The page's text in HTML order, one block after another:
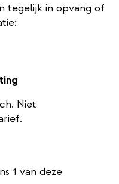
tegelijk in opvang of
Niet
1 van deze